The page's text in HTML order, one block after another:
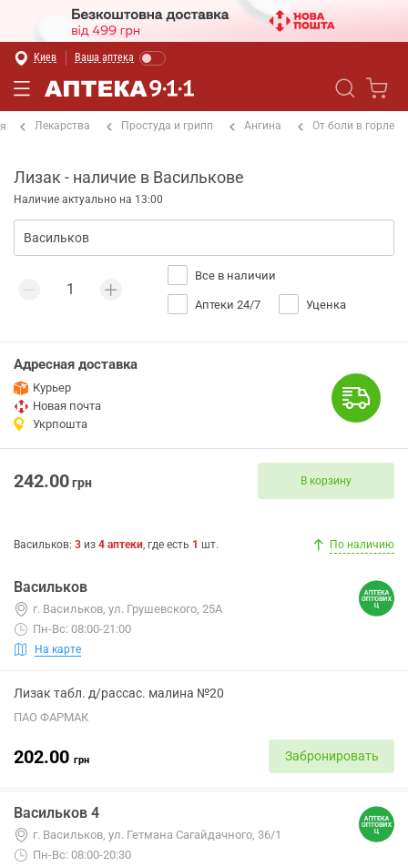
Киев Ваша аптека
Лекарства Простуда и грипп Ангина От боли в горле
Лизак - наличие в Василькове
Наличие актуально на 13:00
Все в наличии
Аптеки 24/7 Уценка
Адресная доставка
Курьер
Новая почта
Укрпошта
242.00грн В корзину
Васильков: 3 из 4 аптеки, где есть 1 шт. По наличию
Васильков
г. Васильков, ул. Грушевского, 25А
Пн-Вс: 08:00-21:00
На карте
Лизак табл. д/рассас. малина №20
ПАО ФАРМАК
202.00 грн Забронировать
Васильков 4
г. Васильков, ул. Гетмана Сагайдачного, 36/1
Пн-Вс: 08:00-20:30